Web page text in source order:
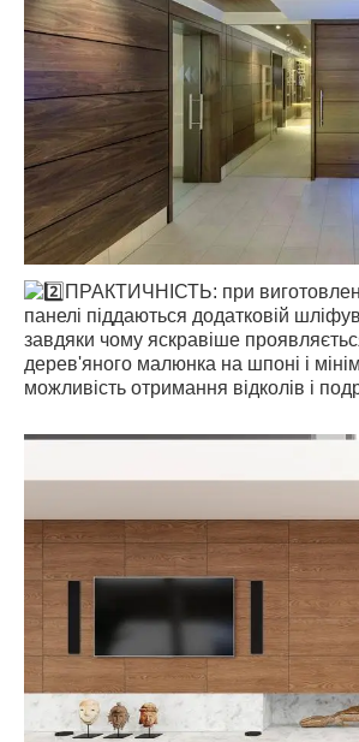
ПРАКТИЧНІСТЬ: при
панелі піддаються додатковій
завдяки чому яскравіше
дерев'яного малюнка на шпоні і
можливість отримання відколів і